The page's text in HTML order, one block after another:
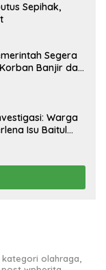
Sepihak,
Segera
Banjir dan
Warga
Isu Baitul
olahraga,